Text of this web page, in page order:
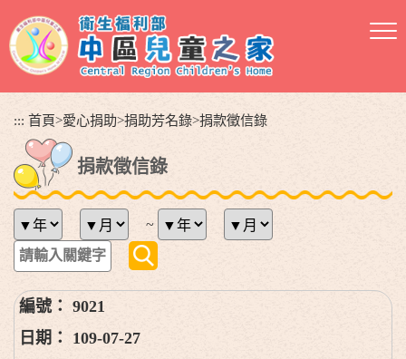
到
主
::: 首頁>愛心捐助>捐助芳名錄>捐款徵信錄
捐款徵信錄
~
9021
109-07-27